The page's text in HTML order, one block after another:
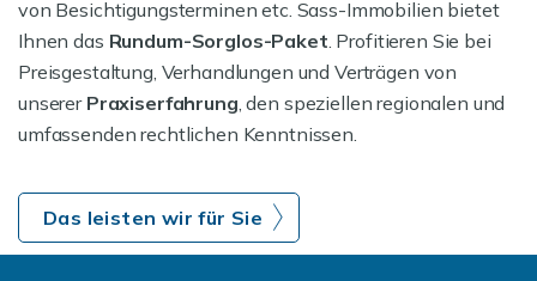
von Besichtigungsterminen etc. Sass-Immobilien bietet
Ihnen das Rundum-Sorglos-Paket. Profitieren Sie bei
Preisgestaltung, Verhandlungen und Verträgen von
unserer Praxiserfahrung, den speziellen regionalen und
umfassenden rechtlichen Kenntnissen.
Das leisten wir für Sie